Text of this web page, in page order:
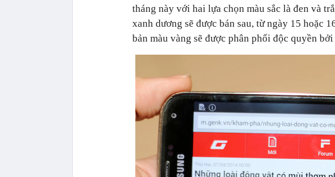
tháng này với hai lựa chọn màu sắc là đen và
xanh dương sẽ được bán sau, từ ngày 15 hoặc
bản màu vàng sẽ được phân phối độc quyền